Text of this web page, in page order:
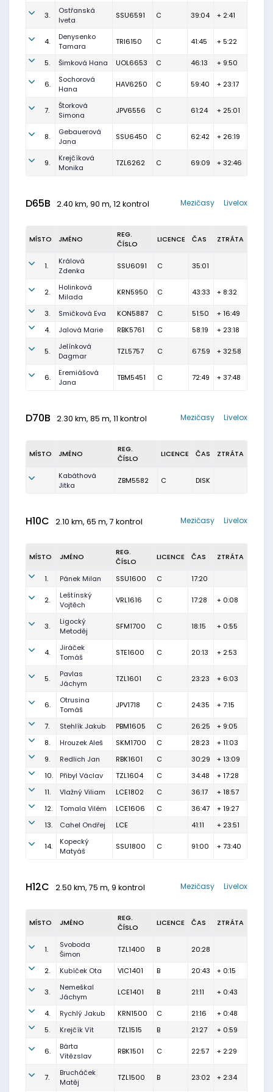
3.
Ostřanská
Iveta
SSU6591 C 39:04 + 2:41
4.
Denysenko
Tamara
TRI6150 C 41:45 + 5:22
5. Šimková Hana UOL6653 C 46:13 + 9:50
6.
Sochorová
Hana
HAV6250 C 59:40 + 23:17
7.
Štorková
Simona
JPV6556 C 61:24 + 25:01
8.
Gebauerová
Jana
SSU6450 C 62:42 + 26:19
9.
Krejčíková
Monika
TZL6262 C 69:09 + 32:46
D65B 2.40 km, 90 m, 12 kontrol Livelox
Mezičasy
MÍSTO JMÉNO
REG.
ČÍSLO
LICENCE ČAS ZTRÁTA
1.
Králová
Zdenka
SSU6091 C 35:01
2.
Holinková
Milada
KRN5950 C 43:33 + 8:32
3. Smičková Eva KON5887 C 51:50
+ 16:49
4.
Jalová Marie RBK5761 C 58:19 + 23:18
5.
Jelínková
Dagmar
TZL5757 C 67:59 + 32:58
6.
Eremiášová
Jana
TBM5451 C 72:49 + 37:48
D70B 2.30 km, 85 m, 11 kontrol Livelox
Mezičasy
MÍSTO JMÉNO
REG.
ČÍSLO
LICENCE ČAS ZTRÁTA
Kabáthová
Jitka
ZBM5582 C DISK
H10C 2.10 km, 65 m, 7 kontrol Livelox
Mezičasy
MÍSTO JMÉNO
REG.
ČÍSLO
LICENCE ČAS ZTRÁTA
1. Pánek Milan SSU1600 C 17:20
2.
Leštínský
Vojtěch
VRL1616 C 17:28 + 0:08
3.
Ligocký
Metoděj
SFM1700 C 18:15 + 0:55
4.
Jiráček
Tomáš
STE1600 C 20:13 + 2:53
5.
Pavlas
Jáchym
TZL1601 C 23:23 + 6:03
6.
Otrusina
Tomáš
JPV1718 C 24:35 + 7:15
7. Stehlík Jakub PBM1605 C 26:25
+ 9:05
8.
Hrouzek Aleš SKM1700 C 28:23
+ 11:03
9.
Redlich Jan RBK1601 C 30:29
+ 13:09
10.
Přibyl Václav TZL1604 C 34:48
+ 17:28
11.
Vlažný Viliam LCE1802 C 36:17
+ 18:57
12.
Tomala Vilém LCE1606 C 36:47
+ 19:27
13.
Cahel Ondřej LCE 41:11 + 23:51
14.
Kopecký
Matyáš
SSU1800 C 91:00 + 73:40
H12C 2.50 km, 75 m, 9 kontrol Livelox
Mezičasy
MÍSTO JMÉNO
REG.
ČÍSLO
LICENCE ČAS ZTRÁTA
1.
Svoboda
Šimon
TZL1400 B 20:28
2. Kubíček Ota VIC1401 B 20:43 + 0:15
3.
Nemeškal
Jáchym
LCE1401 B 21:11 + 0:43
4. Rychlý Jakub KRN1500 C 21:16
+ 0:48
5.
Krejčík Vít TZL1515 B 21:27 + 0:59
6.
Bárta
Vítězslav
RBK1501 C 22:57 + 2:29
7.
Brucháček
Matěj
TZL1500 B 23:02 + 2:34